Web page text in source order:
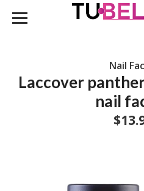
Nail
Laccover
nail